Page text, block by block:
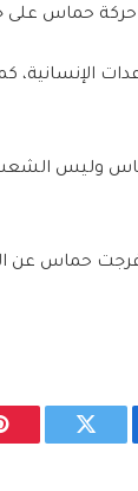
على جنوب
الإنسانية،
حماس وليس
تويتر